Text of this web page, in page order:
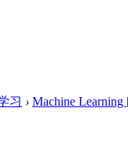
习 › Machine